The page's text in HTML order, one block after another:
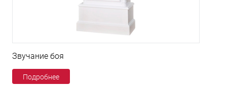
Звучание боя
Подробнее